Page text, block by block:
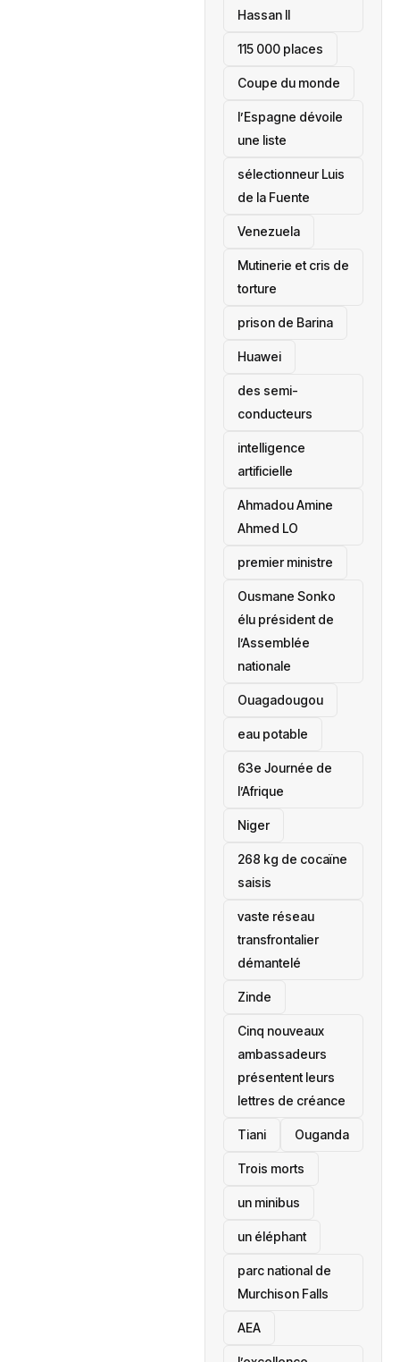
Hassan II
115 000 places
‎Coupe du monde
l’Espagne dévoile
une liste
sélectionneur Luis
de la Fuente
‎Venezuela
Mutinerie et cris de
torture
prison de Barina
Huawei
des semi-
conducteurs
intelligence
artificielle
Ahmadou Amine
Ahmed LO
premier ministre
Ousmane Sonko
élu président de
l’Assemblée
nationale
‎Ouagadougou
eau potable
63e Journée de
l’Afrique
‎Niger
268 kg de cocaïne
saisis
vaste réseau
transfrontalier
démantelé
Zinde
Cinq nouveaux
ambassadeurs
présentent leurs
lettres de créance
Tiani ‎Ouganda
Trois morts
un minibus
un éléphant
parc national de
Murchison Falls
AEA